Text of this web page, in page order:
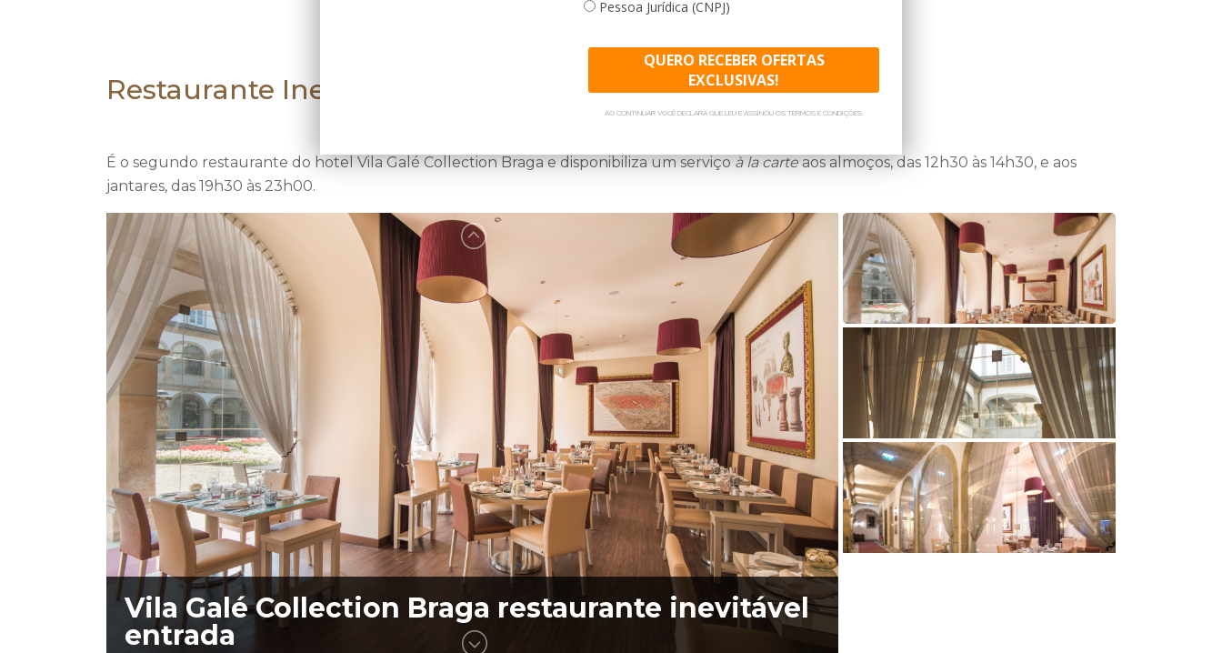
formato para cada um dos membros. Entre em contato com nosso
Restaurante Inevitável
É o segundo restaurante do hotel Vila Galé Collection Braga e disponibiliza um serviçoà la carteaos almoços, das 12h30 às 14h30, e aos
jantares, das 19h30 às 23h00.
Vila Galé Collection Braga restaurante inevitável
entrada
Pessoa Jurídica (CNPJ)
QUERO RECEBER OFERTAS
EXCLUSIVAS!
AO CONTINUAR VOCÊ DECLARA QUE LEU E ASSINOU OS TERMOS E CONDIÇÕES.